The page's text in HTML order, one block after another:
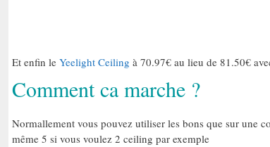
Et enfin le Yeelight Ceiling à 70.97€ au lieu de 81.50€
Comment ca marche ?
Normallement vous pouvez utiliser les bons que sur une
même 5 si vous voulez 2 ceiling par exemple